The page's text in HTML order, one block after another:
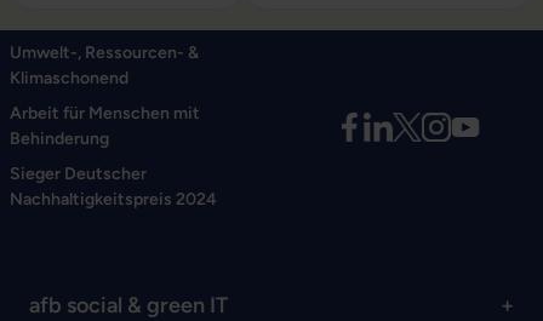
Umwelt-, Ressourcen- &
Klimaschonend
Arbeit für Menschen mit
Behinderung
Sieger Deutscher
Nachhaltigkeitspreis 2024
afb social & green IT